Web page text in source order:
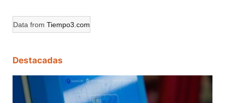
Data from Tiempo3.com
Destacadas